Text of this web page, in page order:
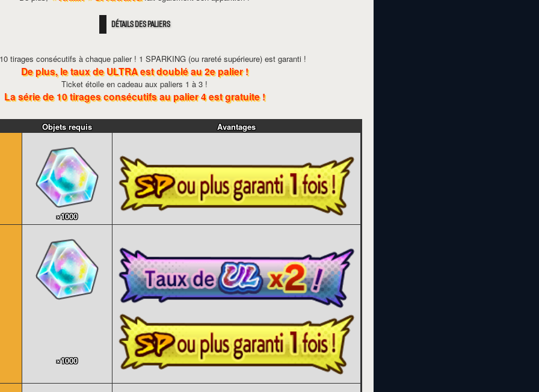
DÉTAILS DES PALIERS
tirages consécutifs à chaque palier ! 1 SPARKING (ou rareté supérieure) est garanti !
De plus, le taux de ULTRA est doublé au 2e palier !
Ticket étoile en cadeau aux paliers 1 à 3 !
La série de 10 tirages consécutifs au palier 4 est gratuite !
Objets requis Avantages
×1000
×1000